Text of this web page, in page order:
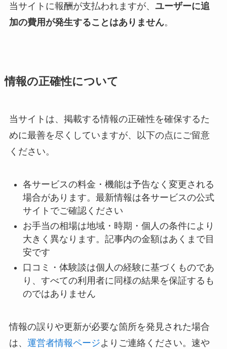
当サイトに報酬が支払われますが、 ユーザーに追
加の費用が発生することはありません。
情報の正確性について
当サイトは、掲載する情報の正確性を確保するた
めに最善を尽くしていますが、以下の点にご留意
ください。
各サービスの料金・機能は予告なく変更される
場合があります。最新情報は各サービスの公式
サイトでご確認ください
お手当の相場は地域・時期・個人の条件により
大きく異なります。記事内の金額はあくまで目
安です
口コミ・体験談は個人の経験に基づくものであ
り、すべての利用者に同様の結果を保証するも
のではありません
情報の誤りや更新が必要な箇所を発見された場合
は、 運営者情報ページよりご連絡ください。速や